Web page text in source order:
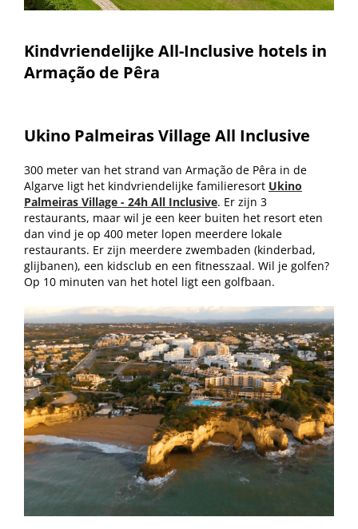
Kindvriendelijke All-Inclusive hotels in
Armação de Pêra
Ukino Palmeiras Village All Inclusive
300 meter van het strand van Armação de Pêra in de
Algarve ligt het kindvriendelijke familieresort Ukino
Palmeiras Village - 24h All Inclusive. Er zijn 3
restaurants, maar wil je een keer buiten het resort eten
dan vind je op 400 meter lopen meerdere lokale
restaurants. Er zijn meerdere zwembaden (kinderbad,
glijbanen), een kidsclub en een fitnesszaal. Wil je golfen?
Op 10 minuten van het hotel ligt een golfbaan.